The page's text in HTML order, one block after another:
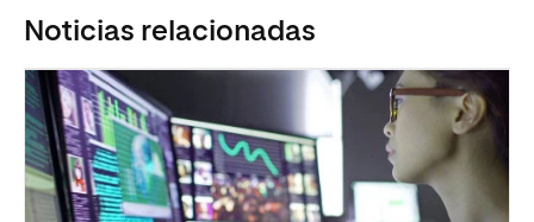
Noticias relacionadas